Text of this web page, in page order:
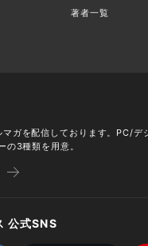
著者一覧
ガを配信しております。PC/デ
の3種類を用意。
公式SNS